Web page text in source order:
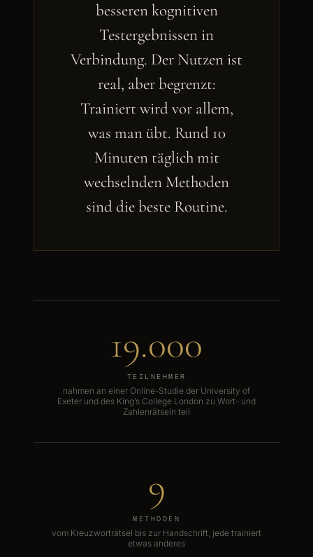
besseren kognitiven
Testergebnissen in
Verbindung. Der Nutzen ist
real, aber begrenzt:
Trainiert wird vor allem,
was man übt. Rund 10
Minuten täglich mit
wechselnden Methoden
sind die beste Routine.
19.000
TEILNEHMER
nahmen an einer Online-Studie der University of
Exeter und des King’s College London zu Wort- und
Zahlenrätseln teil
9
METHODEN
vom Kreuzworträtsel bis zur Handschrift, jede trainiert
etwas anderes